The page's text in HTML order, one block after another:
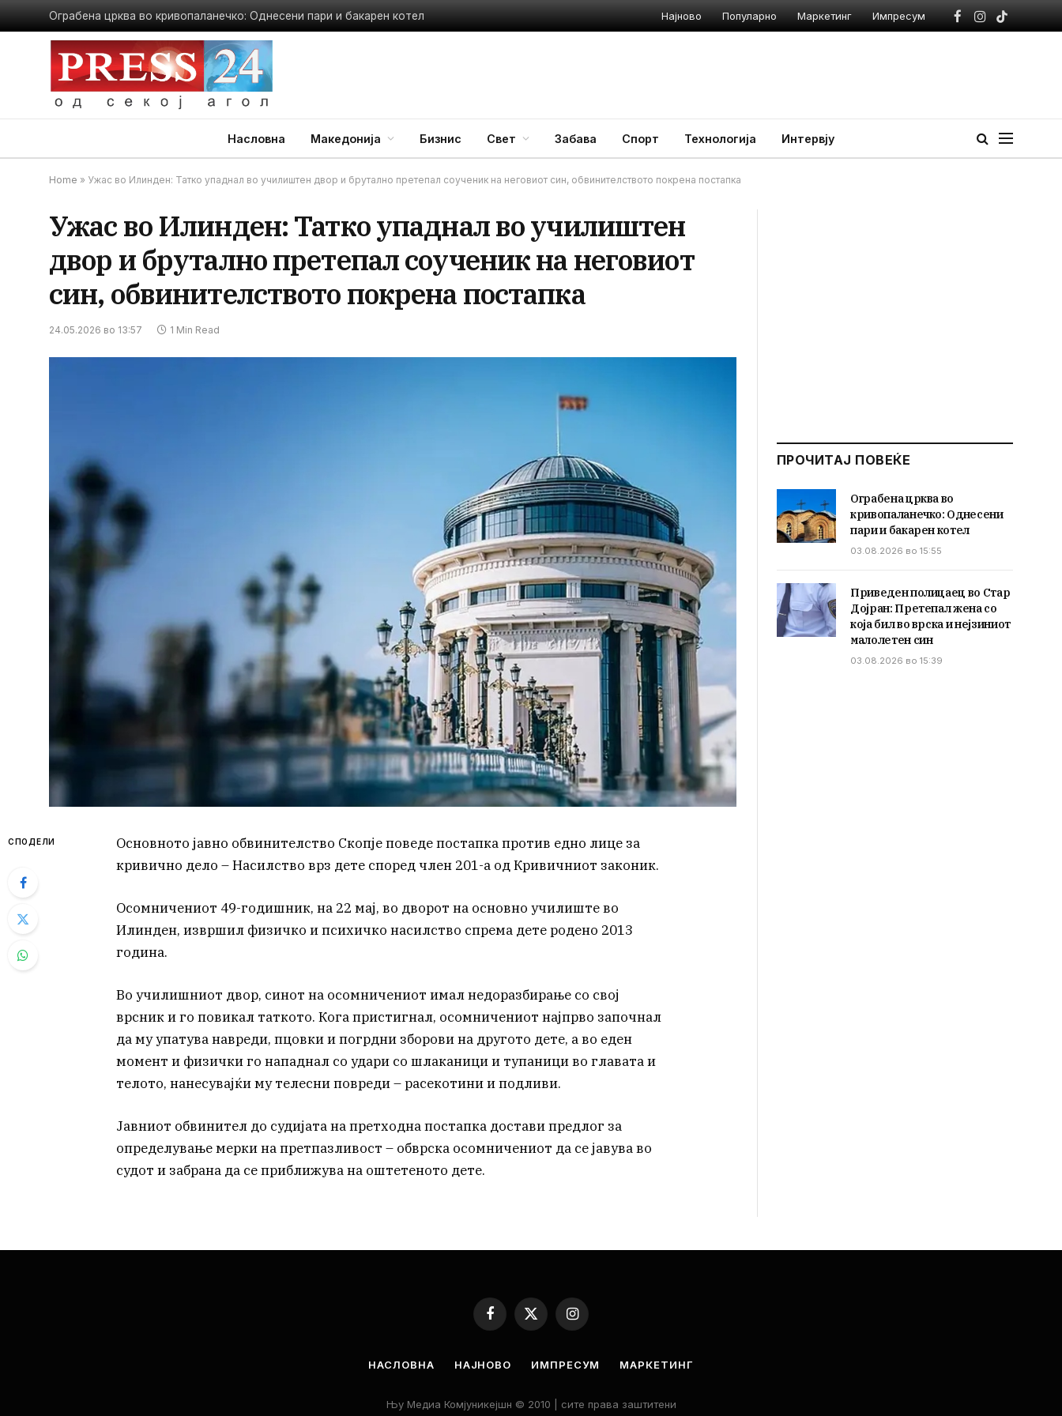
Ограбена црква во кривопаланечко: Однесени пари и бакарен котел Најново Популарно Маркетинг Импресум
Facebook
Instagram
TikTok
Насловна Македонија Бизнис Свет Забава Спорт Технологија Интервју
Home » Ужас во Илинден: Татко упаднал во училиштен двор и брутално претепал соученик на неговиот син, обвинителството покрена постапка
Ужас во Илинден: Татко упаднал во училиштен
двор и брутално претепал соученик на неговиот
син, обвинителството покрена постапка
24.05.2026 во 13:57 1 Min Read
СПОДЕЛИ
Основното јавно обвинителство Скопје поведе постапка против едно лице за
кривично дело – Насилство врз дете според член 201-а од Кривичниот законик.
Осомничениот 49-годишник, на 22 мај, во дворот на основно училиште во
Илинден, извршил физичко и психичко насилство спрема дете родено 2013
година.
Во училишниот двор, синот на осомничениот имал недоразбирање со свој
врсник и го повикал таткото. Кога пристигнал, осомничениот најпрво започнал
да му упатува навреди, пцовки и погрдни зборови на другото дете, а во еден
момент и физички го нападнал со удари со шлаканици и тупаници во главата и
телото, нанесувајќи му телесни повреди – расекотини и подливи.
Јавниот обвинител до судијата на претходна постапка достави предлог за
определување мерки на претпазливост – обврска осомничениот да се јавува во
судот и забрана да се приближува на оштетеното дете.
ПРОЧИТАЈ ПОВЕЌЕ
Ограбена црква во
кривопаланечко: Однесени
пари и бакарен котел
03.08.2026 во 15:55
Приведен полицаец во Стар
Дојран: Претепал жена со
која бил во врска и нејзиниот
малолетен син
03.08.2026 во 15:39
Facebook
X
(Twitter)
Instagram
НАСЛОВНА НАЈНОВО ИМПРЕСУМ МАРКЕТИНГ
Њу Медиа Комјуникејшн © 2010 | сите права заштитени